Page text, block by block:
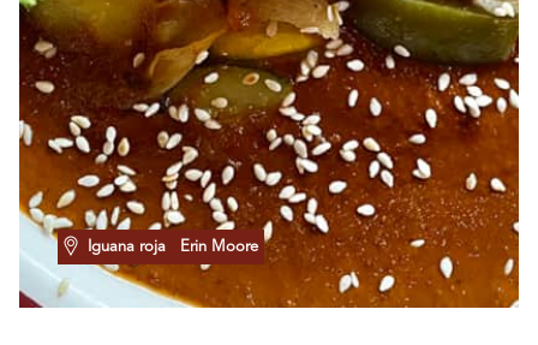
Iguana roja Erin Moore